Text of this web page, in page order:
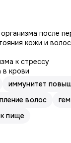
после
кожи и волос
к стрессу
в крови
иммунитет
волос
пище